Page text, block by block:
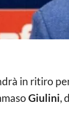
in ritiro
Giulini,